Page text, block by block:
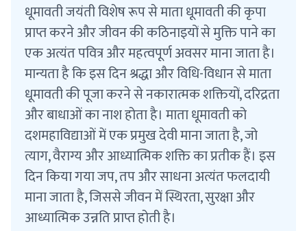
धूमावती जयंती विशेष रूप से माता धूमावती की कृपा
प्राप्त करने और जीवन की कठिनाइयों से मुक्ति पाने का
एक अत्यंत पवित्र और महत्वपूर्ण अवसर माना जाता है।
मान्यता है कि इस दिन श्रद्धा और विधि-विधान से माता
धूमावती की पूजा करने से नकारात्मक शक्तियों, दरिद्रता
और बाधाओं का नाश होता है। माता धूमावती को
दशमहाविद्याओं में एक प्रमुख देवी माना जाता है, जो
त्याग, वैराग्य और आध्यात्मिक शक्ति का प्रतीक हैं। इस
दिन किया गया जप, तप और साधना अत्यंत फलदायी
माना जाता है, जिससे जीवन में स्थिरता, सुरक्षा और
आध्यात्मिक उन्नति प्राप्त होती है।